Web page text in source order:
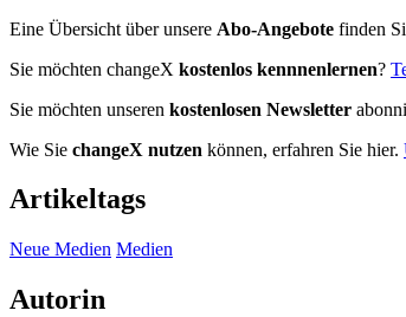
Eine Übersicht über unsere Abo-Angebote finden
Sie möchten changeX kostenlos kennnenlernen?
Sie möchten unseren kostenlosen Newsletter
Wie Sie changeX nutzen können, erfahren Sie hier.
Artikeltags
Neue Medien Medien
Autorin